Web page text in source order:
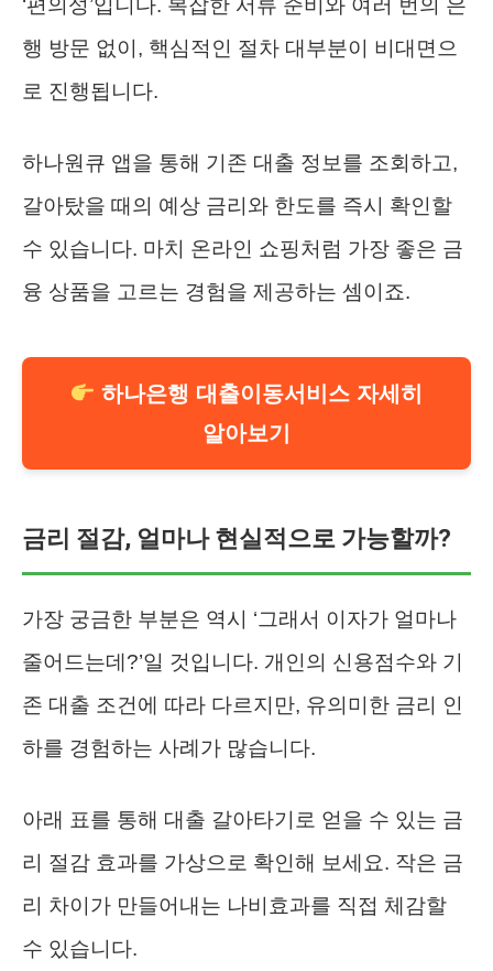
행 방문 없이, 핵심적인 절차 대부분이 비대면으
로 진행됩니다.
하나원큐 앱을 통해 기존 대출 정보를 조회하고,
갈아탔을 때의 예상 금리와 한도를 즉시 확인할
수 있습니다. 마치 온라인 쇼핑처럼 가장 좋은 금
융 상품을 고르는 경험을 제공하는 셈이죠.
하나은행 대출이동서비스 자세히
알아보기
금리 절감, 얼마나 현실적으로 가능할까?
가장 궁금한 부분은 역시 ‘그래서 이자가 얼마나
줄어드는데?’일 것입니다. 개인의 신용점수와 기
존 대출 조건에 따라 다르지만, 유의미한 금리 인
하를 경험하는 사례가 많습니다.
아래 표를 통해 대출 갈아타기로 얻을 수 있는 금
리 절감 효과를 가상으로 확인해 보세요. 작은 금
리 차이가 만들어내는 나비효과를 직접 체감할
수 있습니다.